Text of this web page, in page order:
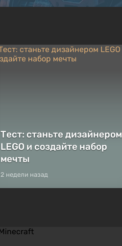
Тест: станьте дизайнером
LEGO и создайте набор
мечты
2 недели назад